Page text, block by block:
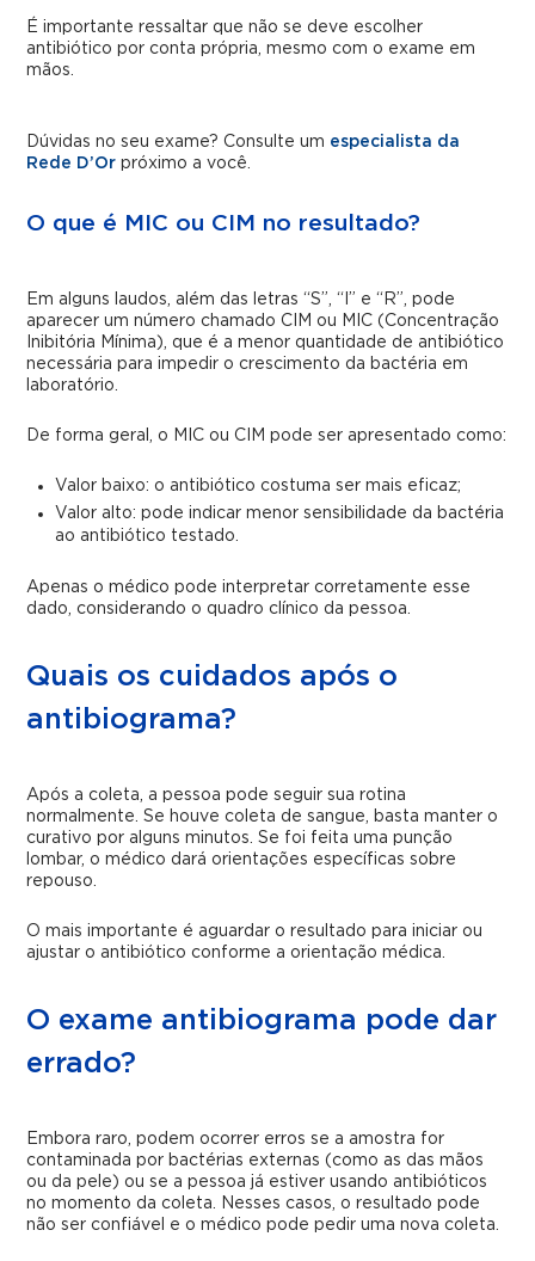
É importante ressaltar que não se deve escolher
antibiótico por conta própria, mesmo com o exame em
mãos.
Dúvidas no seu exame? Consulte um especialista da
Rede D’Or próximo a você.
O que é MIC ou CIM no resultado?
Em alguns laudos, além das letras “S”, “I” e “R”, pode
aparecer um número chamado CIM ou MIC (Concentração
Inibitória Mínima), que é a menor quantidade de antibiótico
necessária para impedir o crescimento da bactéria em
laboratório.
De forma geral, o MIC ou CIM pode ser apresentado como:
Valor baixo: o antibiótico costuma ser mais eficaz;
Valor alto: pode indicar menor sensibilidade da bactéria
ao antibiótico testado.
Apenas o médico pode interpretar corretamente esse
dado, considerando o quadro clínico da pessoa.
Quais os cuidados após o
antibiograma?
Após a coleta, a pessoa pode seguir sua rotina
normalmente. Se houve coleta de sangue, basta manter o
curativo por alguns minutos. Se foi feita uma punção
lombar, o médico dará orientações específicas sobre
repouso.
O mais importante é aguardar o resultado para iniciar ou
ajustar o antibiótico conforme a orientação médica.
O exame antibiograma pode dar
errado?
Embora raro, podem ocorrer erros se a amostra for
contaminada por bactérias externas (como as das mãos
ou da pele) ou se a pessoa já estiver usando antibióticos
no momento da coleta. Nesses casos, o resultado pode
não ser confiável e o médico pode pedir uma nova coleta.